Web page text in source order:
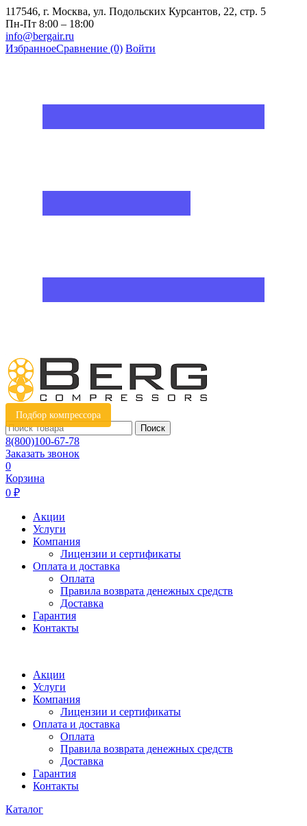
117546, г. Москва, ул. Подольских Курсантов, 22, стр. 5
Пн-Пт 8:00 – 18:00
info@bergair.ru
ИзбранноеСравнение (0) Войти
Подбор компрессора
Поиск
8(800)100-67-78
Заказать звонок
0
Корзина
0 ₽
Акции
Услуги
Компания
Лицензии и сертификаты
Оплата и доставка
Оплата
Правила возврата денежных средств
Доставка
Гарантия
Контакты
Акции
Услуги
Компания
Лицензии и сертификаты
Оплата и доставка
Оплата
Правила возврата денежных средств
Доставка
Гарантия
Контакты
Каталог